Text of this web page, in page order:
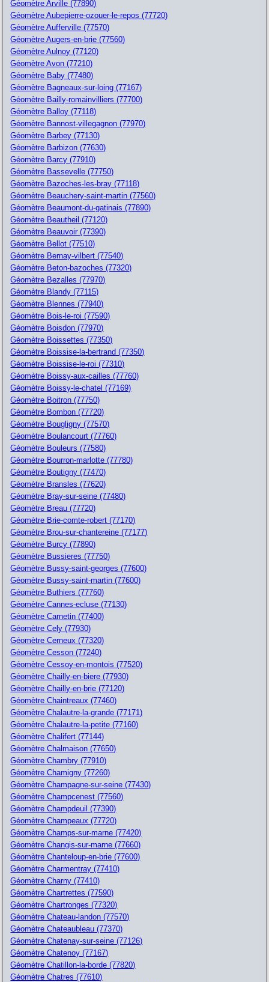
Géomètre Arville (77890)
Géomètre Aubepierre-ozouer-le-repos (77720)
Géomètre Aufferville (77570)
Géomètre Augers-en-brie (77560)
Géomètre Aulnoy (77120)
Géomètre Avon (77210)
Géomètre Baby (77480)
Géomètre Bagneaux-sur-loing (77167)
Géomètre Bailly-romainvilliers (77700)
Géomètre Balloy (77118)
Géomètre Bannost-villegagnon (77970)
Géomètre Barbey (77130)
Géomètre Barbizon (77630)
Géomètre Barcy (77910)
Géomètre Bassevelle (77750)
Géomètre Bazoches-les-bray (77118)
Géomètre Beauchery-saint-martin (77560)
Géomètre Beaumont-du-gatinais (77890)
Géomètre Beautheil (77120)
Géomètre Beauvoir (77390)
Géomètre Bellot (77510)
Géomètre Bernay-vilbert (77540)
Géomètre Beton-bazoches (77320)
Géomètre Bezalles (77970)
Géomètre Blandy (77115)
Géomètre Blennes (77940)
Géomètre Bois-le-roi (77590)
Géomètre Boisdon (77970)
Géomètre Boissettes (77350)
Géomètre Boissise-la-bertrand (77350)
Géomètre Boissise-le-roi (77310)
Géomètre Boissy-aux-cailles (77760)
Géomètre Boissy-le-chatel (77169)
Géomètre Boitron (77750)
Géomètre Bombon (77720)
Géomètre Bougligny (77570)
Géomètre Boulancourt (77760)
Géomètre Bouleurs (77580)
Géomètre Bourron-marlotte (77780)
Géomètre Boutigny (77470)
Géomètre Bransles (77620)
Géomètre Bray-sur-seine (77480)
Géomètre Breau (77720)
Géomètre Brie-comte-robert (77170)
Géomètre Brou-sur-chantereine (77177)
Géomètre Burcy (77890)
Géomètre Bussieres (77750)
Géomètre Bussy-saint-georges (77600)
Géomètre Bussy-saint-martin (77600)
Géomètre Buthiers (77760)
Géomètre Cannes-ecluse (77130)
Géomètre Carnetin (77400)
Géomètre Cely (77930)
Géomètre Cerneux (77320)
Géomètre Cesson (77240)
Géomètre Cessoy-en-montois (77520)
Géomètre Chailly-en-biere (77930)
Géomètre Chailly-en-brie (77120)
Géomètre Chaintreaux (77460)
Géomètre Chalautre-la-grande (77171)
Géomètre Chalautre-la-petite (77160)
Géomètre Chalifert (77144)
Géomètre Chalmaison (77650)
Géomètre Chambry (77910)
Géomètre Chamigny (77260)
Géomètre Champagne-sur-seine (77430)
Géomètre Champcenest (77560)
Géomètre Champdeuil (77390)
Géomètre Champeaux (77720)
Géomètre Champs-sur-marne (77420)
Géomètre Changis-sur-marne (77660)
Géomètre Chanteloup-en-brie (77600)
Géomètre Charmentray (77410)
Géomètre Charny (77410)
Géomètre Chartrettes (77590)
Géomètre Chartronges (77320)
Géomètre Chateau-landon (77570)
Géomètre Chateaubleau (77370)
Géomètre Chatenay-sur-seine (77126)
Géomètre Chatenoy (77167)
Géomètre Chatillon-la-borde (77820)
Géomètre Chatres (77610)